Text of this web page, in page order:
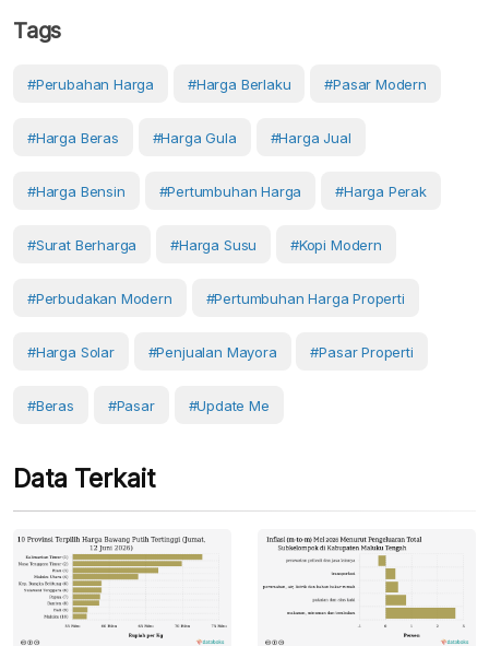
Tags
#Perubahan Harga #harga Berlaku #Pasar Modern
#Harga Beras #harga Gula #Harga Jual
#harga Bensin #Pertumbuhan Harga #Harga Perak
#surat Berharga #harga Susu #kopi Modern
#perbudakan Modern #pertumbuhan Harga Properti
#harga Solar #penjualan Mayora #Pasar Properti
#Beras #Pasar #Update Me
Data Terkait